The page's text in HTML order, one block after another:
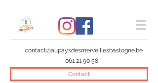
contact@aupaysdesmerveillesbastogne.be
061 21 90 58
Contact